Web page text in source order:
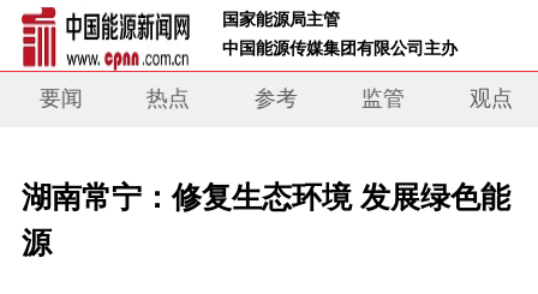
国家能源局主管
中国能源传媒集团有限公司主办
要闻 热点 参考 监管 观点
湖南常宁：修复生态环境 发展绿色能
源